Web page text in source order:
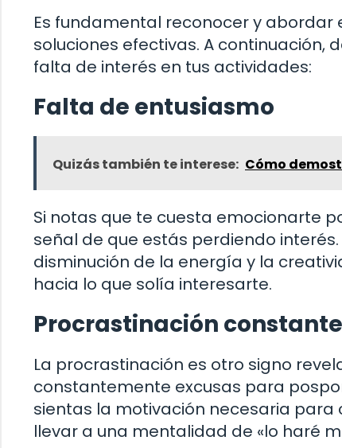
Es fundamental reconocer y
soluciones efectivas. A continuación,
falta de interés en tus actividades:
Falta de entusiasmo
Quizás también te interese: Cómo
Si notas que te cuesta emocionarte
señal de que estás perdiendo
disminución de la energía y la
hacia lo que solía interesarte.
Procrastinación constante
La procrastinación es otro signo
constantemente excusas para
sientas la motivación necesaria
llevar a una mentalidad de «lo haré